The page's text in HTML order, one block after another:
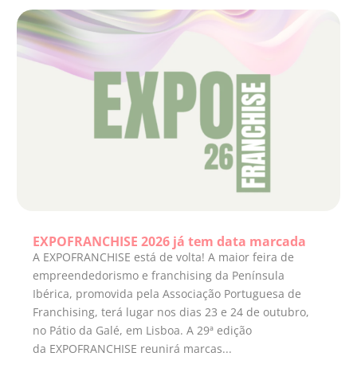
EXPOFRANCHISE 2026 já tem data marcada
A EXPOFRANCHISE está de volta! A maior feira de
empreendedorismo e franchising da Península
Ibérica, promovida pela Associação Portuguesa de
Franchising, terá lugar nos dias 23 e 24 de outubro,
no Pátio da Galé, em Lisboa. A 29ª edição
da EXPOFRANCHISE reunirá marcas...